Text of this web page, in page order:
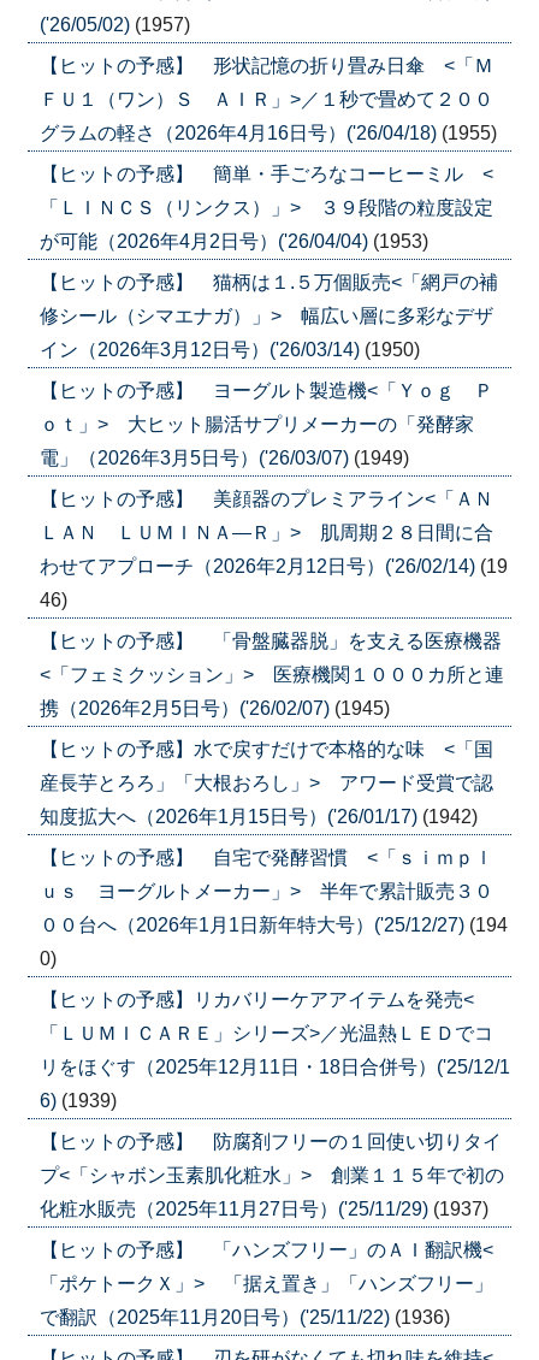
('26/05/02) (1957)
【ヒットの予感】 形状記憶の折り畳み日傘 <「Ｍ
ＦＵ１（ワン）Ｓ ＡＩＲ」>／１秒で畳めて２００
グラムの軽さ（2026年4月16日号）('26/04/18) (1955)
【ヒットの予感】 簡単・手ごろなコーヒーミル <
「ＬＩＮＣＳ（リンクス）」> ３９段階の粒度設定
が可能（2026年4月2日号）('26/04/04) (1953)
【ヒットの予感】 猫柄は１.５万個販売<「網戸の補
修シール（シマエナガ）」> 幅広い層に多彩なデザ
イン（2026年3月12日号）('26/03/14) (1950)
【ヒットの予感】 ヨーグルト製造機<「Ｙｏｇ Ｐ
ｏｔ」> 大ヒット腸活サプリメーカーの「発酵家
電」（2026年3月5日号）('26/03/07) (1949)
【ヒットの予感】 美顔器のプレミアライン<「ＡＮ
ＬＡＮ ＬＵＭＩＮＡ―Ｒ」> 肌周期２８日間に合
わせてアプローチ（2026年2月12日号）('26/02/14) (19
46)
【ヒットの予感】 「骨盤臓器脱」を支える医療機器
<「フェミクッション」> 医療機関１０００カ所と連
携（2026年2月5日号）('26/02/07) (1945)
【ヒットの予感】水で戻すだけで本格的な味 <「国
産長芋とろろ」「大根おろし」> アワード受賞で認
知度拡大へ（2026年1月15日号）('26/01/17) (1942)
【ヒットの予感】 自宅で発酵習慣 <「ｓｉｍｐｌ
ｕｓ ヨーグルトメーカー」> 半年で累計販売３０
００台へ（2026年1月1日新年特大号）('25/12/27) (194
0)
【ヒットの予感】リカバリーケアアイテムを発売<
「ＬＵＭＩＣＡＲＥ」シリーズ>／光温熱ＬＥＤでコ
リをほぐす（2025年12月11日・18日合併号）('25/12/1
6) (1939)
【ヒットの予感】 防腐剤フリーの１回使い切りタイ
プ<「シャボン玉素肌化粧水」> 創業１１５年で初の
化粧水販売（2025年11月27日号）('25/11/29) (1937)
【ヒットの予感】 「ハンズフリー」のＡＩ翻訳機<
「ポケトークＸ」> 「据え置き」「ハンズフリー」
で翻訳（2025年11月20日号）('25/11/22) (1936)